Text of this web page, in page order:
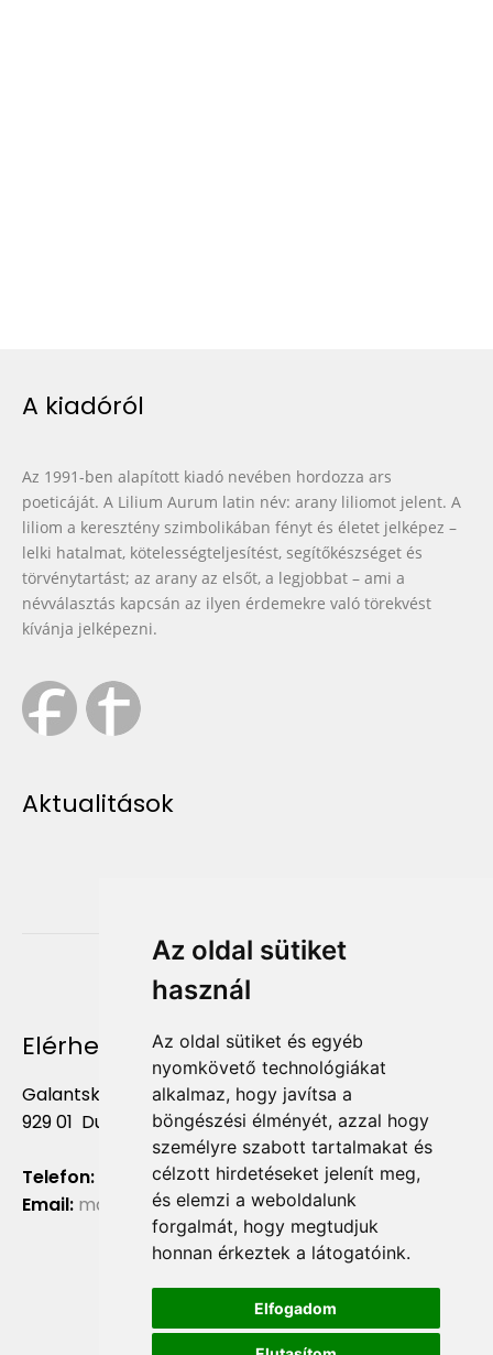
Az oldal sütiket
használ
Az oldal sütiket és egyéb
nyomkövető technológiákat
alkalmaz, hogy javítsa a
böngészési élményét, azzal hogy
személyre szabott tartalmakat és
célzott hirdetéseket jelenít meg,
és elemzi a weboldalunk
forgalmát, hogy megtudjuk
honnan érkeztek a látogatóink.
Elfogadom
A kiadóról
Az 1991-ben alapított kiadó nevében hordozza ars
poeticáját. A Lilium Aurum latin név: arany liliomot jelent. A
liliom a keresztény szimbolikában fényt és életet jelképez –
lelki hatalmat, kötelességteljesítést, segítőkészséget és
törvénytartást; az arany az elsőt, a legjobbat – ami a
névválasztás kapcsán az ilyen érdemekre való törekvést
kívánja jelképezni.
Aktualitások
Elérhetőség
Galantská cesta 658/2F
929 01 Dunajská Streda
Telefon:
+421 903 724 781
Email: marketing@liliumaurum.sk